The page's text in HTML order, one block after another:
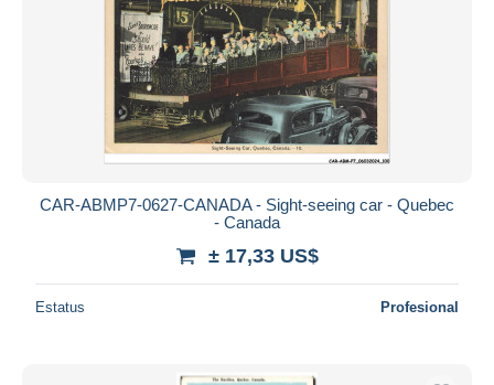
CAR-ABMP7-0627-CANADA - Sight-seeing car - Quebec
- Canada
± 17,33 US$
Estatus Profesional